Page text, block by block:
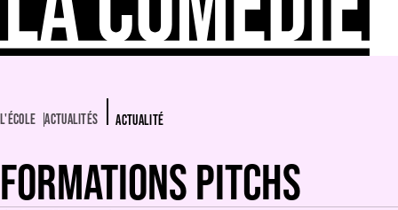
L'ÉCOLE ACTUALITÉS ACTUALITÉ
FORMATIONS PITCHS